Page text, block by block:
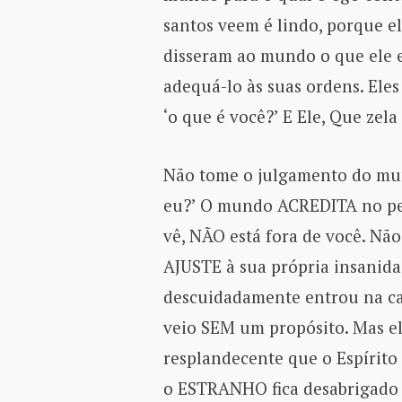
santos veem é lindo, porque
disseram ao mundo o que ele
adequá-lo às suas ordens.
‘o que é você?’ E Ele, Que
Não tome o julgamento do
eu?’ O mundo ACREDITA no
vê, NÃO está fora de você.
AJUSTE à sua própria
descuidadamente entrou na
veio SEM um propósito. Mas
resplandecente que o
o ESTRANHO fica